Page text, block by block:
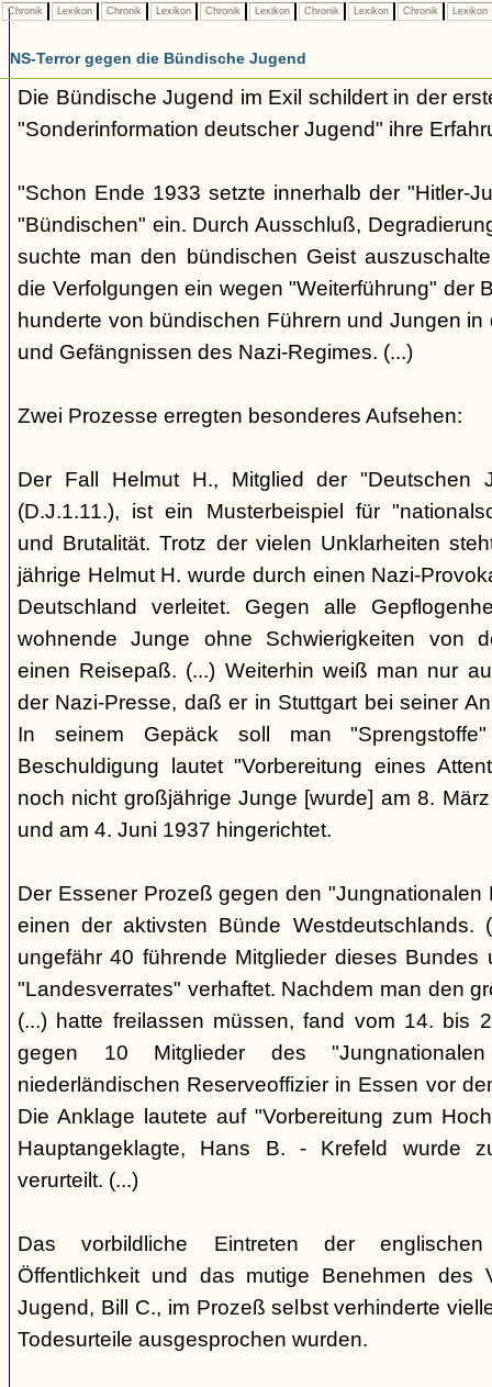
Chronik Lexikon Chronik Lexikon Chronik Lexikon Chronik Lexikon Chronik Lexikon
NS-Terror gegen die Bündische Jugend
Die Bündische Jugend im Exil schildert in der
"Sonderinformation deutscher Jugend" ihre
"Schon Ende 1933 setzte innerhalb der "Hitler-
"Bündischen" ein. Durch Ausschluß,
suchte man den bündischen Geist
die Verfolgungen ein wegen "Weiterführung" der
hunderte von bündischen Führern und Jungen
und Gefängnissen des Nazi-Regimes. (...)
Zwei Prozesse erregten besonderes Aufsehen:
Der Fall Helmut H., Mitglied der "Deutschen
(D.J.1.11.), ist ein Musterbeispiel für
und Brutalität. Trotz der vielen Unklarheiten
jährige Helmut H. wurde durch einen Nazi-
Deutschland verleitet. Gegen alle
wohnende Junge ohne Schwierigkeiten von
einen Reisepaß. (...) Weiterhin weiß man nur
der Nazi-Presse, daß er in Stuttgart bei seiner
In seinem Gepäck soll man
Beschuldigung lautet "Vorbereitung eines
noch nicht großjährige Junge [wurde] am 8.
und am 4. Juni 1937 hingerichtet.
Der Essener Prozeß gegen den "Jungnationalen
einen der aktivsten Bünde Westdeutschlands.
ungefähr 40 führende Mitglieder dieses Bundes
"Landesverrates" verhaftet. Nachdem man den
(...) hatte freilassen müssen, fand vom 14. bis
gegen 10 Mitglieder des
niederländischen Reserveoffizier in Essen vor
Die Anklage lautete auf "Vorbereitung zum
Hauptangeklagte, Hans B. - Krefeld wurde
verurteilt. (...)
Das vorbildliche Eintreten der
Öffentlichkeit und das mutige Benehmen des
Jugend, Bill C., im Prozeß selbst verhinderte
Todesurteile ausgesprochen wurden.